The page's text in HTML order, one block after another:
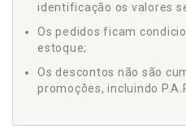
identificação os valores
Os pedidos ficam
estoque;
Os descontos não são
promoções, incluindo